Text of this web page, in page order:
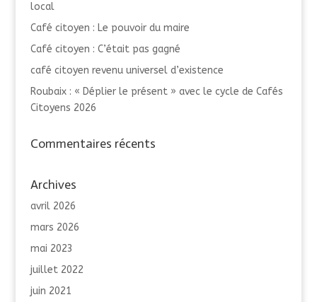
local
Café citoyen : Le pouvoir du maire
Café citoyen : C’était pas gagné
café citoyen revenu universel d’existence
Roubaix : « Déplier le présent » avec le cycle de Cafés
Citoyens 2026
Commentaires récents
Archives
avril 2026
mars 2026
mai 2023
juillet 2022
juin 2021